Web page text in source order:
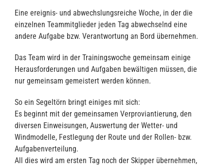
Eine ereignis- und abwechslungsreiche Woche, in der die
einzelnen Teammitglieder jeden Tag abwechselnd eine
andere Aufgabe bzw. Verantwortung an Bord übernehmen.
Das Team wird in der Trainingswoche gemeinsam einige
Herausforderungen und Aufgaben bewältigen müssen, die
nur gemeinsam gemeistert werden können.
So ein Segeltörn bringt einiges mit sich:
Es beginnt mit der gemeinsamen Verproviantierung, den
diversen Einweisungen, Auswertung der Wetter- und
Windmodelle, Festlegung der Route und der Rollen- bzw.
Aufgabenverteilung.
All dies wird am ersten Tag noch der Skipper übernehmen,